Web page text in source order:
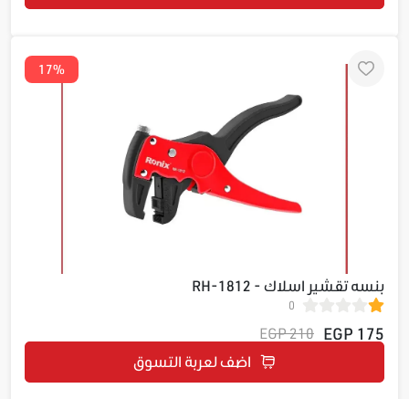
17%
بنسه تقشير اسلاك - RH-1812
0
175 EGP
210 EGP
اضف لعربة التسوق